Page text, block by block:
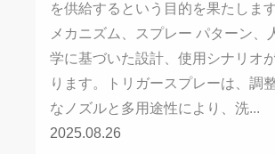
を供給するという目的を果たします
メカニズム、スプレー パターン、
学に基づいた設計、使用シナリオ
ります。トリガースプレーは、調
なノズルと多用途性により、洗...
2025.08.26